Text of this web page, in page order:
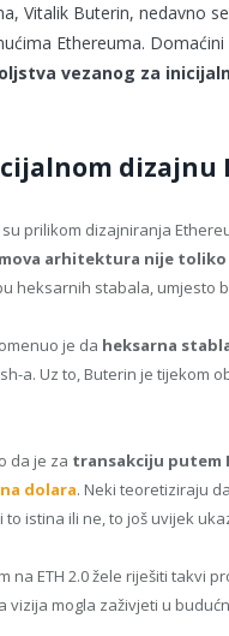
Vitalik Buterin, nedavno
Ethereuma.
vezanog za
dizajnu
prilikom dizajniranja
arhitektura nije
heksarnih stabala, umjesto
je da heksarna
a. Uz to, Buterin je tijekom
da je za transakciju putem
dolara. Neki teoretiziraju
to istina ili ne, to još uvijek
na ETH 2.0 žele riješiti takvi
vizija mogla zaživjeti u